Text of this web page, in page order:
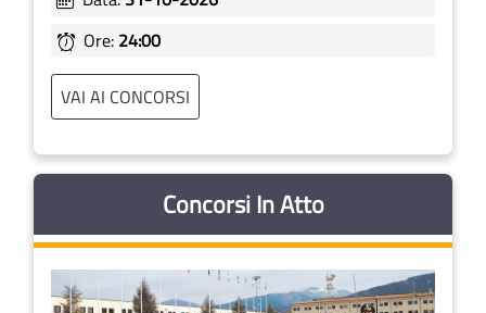
Ore: 24:00
VAI AI CONCORSI
Concorsi In Atto